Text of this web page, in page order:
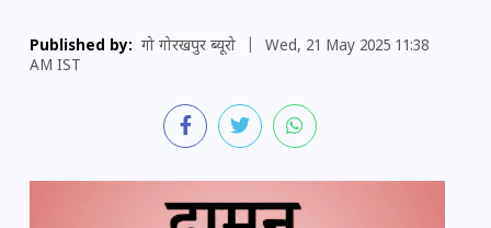
Published by: गो गोरखपुर ब्यूरो
Wed, 21 May 2025 11:38
AM IST